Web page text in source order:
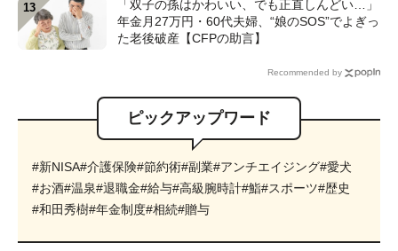
「双子の孫はかわいい、でも正直しんどい…」
年金月27万円・60代夫婦、“娘のSOS”でよぎっ
た老後破産【CFPの助言】
Recommended by
ピックアップワード
#新NISA#介護保険#節約術#副業#アンチエイジング#愛犬
#お酒#温泉#退職金#給与#高級腕時計#鮨#スポーツ#歴史
#和田秀樹#年金制度#相続#贈与